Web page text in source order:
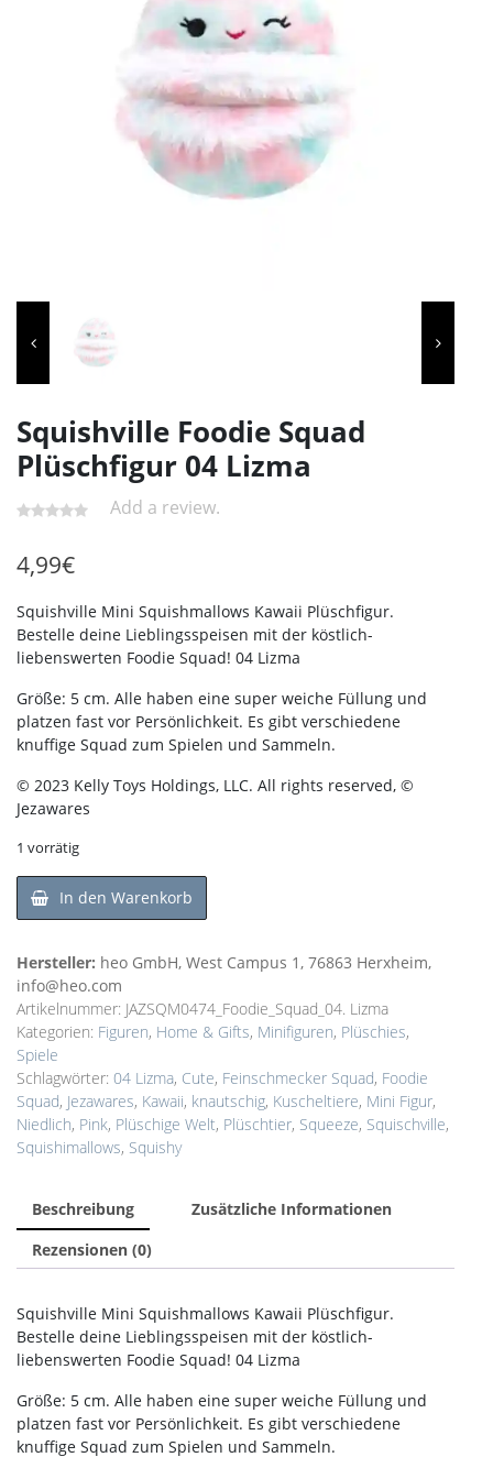
Squishville Foodie Squad
Plüschfigur 04 Lizma
Add a review.
4,99€
Squishville Mini Squishmallows Kawaii Plüschfigur.
Bestelle deine Lieblingsspeisen mit der köstlich-
liebenswerten Foodie Squad! 04 Lizma
Größe: 5 cm. Alle haben eine super weiche Füllung und
platzen fast vor Persönlichkeit. Es gibt verschiedene
knuffige Squad zum Spielen und Sammeln.
© 2023 Kelly Toys Holdings, LLC. All rights reserved, ©
Jezawares
1 vorrätig
In den Warenkorb
Hersteller: heo GmbH, West Campus 1, 76863 Herxheim,
info@heo.com
Artikelnummer: JAZSQM0474_Foodie_Squad_04. Lizma
Kategorien: Figuren, Home & Gifts, Minifiguren, Plüschies,
Spiele
Schlagwörter: 04 Lizma, Cute, Feinschmecker Squad, Foodie
Squad, Jezawares, Kawaii, knautschig, Kuscheltiere, Mini Figur,
Niedlich, Pink, Plüschige Welt, Plüschtier, Squeeze, Squischville,
Squishimallows, Squishy
Beschreibung
Zusätzliche Informationen
Rezensionen (0)
Squishville Mini Squishmallows Kawaii Plüschfigur.
Bestelle deine Lieblingsspeisen mit der köstlich-
liebenswerten Foodie Squad! 04 Lizma
Größe: 5 cm. Alle haben eine super weiche Füllung und
platzen fast vor Persönlichkeit. Es gibt verschiedene
knuffige Squad zum Spielen und Sammeln.